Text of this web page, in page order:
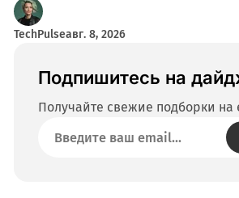
TechPulseавг. 8, 2026
Подпишитесь на
Получайте свежие подборки на